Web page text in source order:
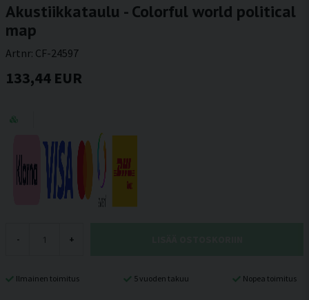
Akustiikkataulu - Colorful world political
map
Artnr: CF-24597
133,44 EUR
- +
Ilmainen toimitus 5 vuoden takuu Nopea toimitus